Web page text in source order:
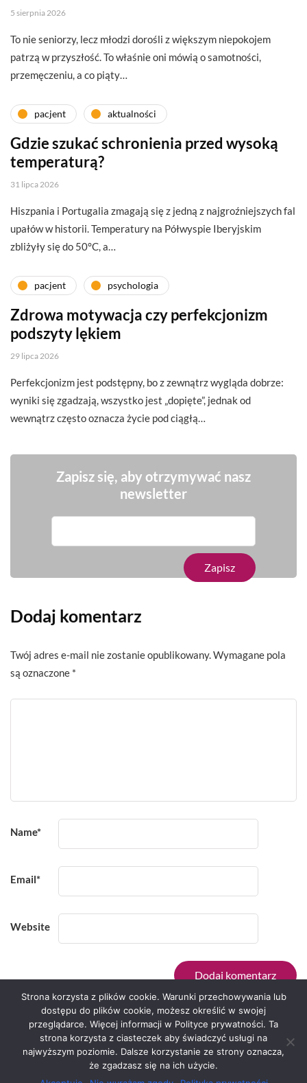
5 sierpnia 2026
To nie seniorzy, lecz młodzi dorośli z większym niepokojem
patrzą w przyszłość. To właśnie oni mówią o samotności,
przemęczeniu, a co piąty…
pacjent aktualności
Gdzie szukać schronienia przed wysoką
temperaturą?
31 lipca 2026
Hiszpania i Portugalia zmagają się z jedną z najgroźniejszych fal
upałów w historii. Temperatury na Półwyspie Iberyjskim
zbliżyły się do 50°C, a…
pacjent psychologia
Zdrowa motywacja czy perfekcjonizm
podszyty lękiem
29 lipca 2026
Perfekcjonizm jest podstępny, bo z zewnątrz wygląda dobrze:
wyniki się zgadzają, wszystko jest „dopięte”, jednak od
wewnątrz często oznacza życie pod ciągłą…
Zapisz się, aby otrzymywać nasz
newsletter
Dodaj komentarz
Twój adres e-mail nie zostanie opublikowany. Wymagane pola
są oznaczone *
Name*
Email*
Website
Serwis zaprojektował Grzegorz Sztank .
Strona korzysta z plików cookie. Warunki przechowywania lub
dostępu do plików cookie, możesz określić w swojej
przeglądarce. Więcej informacji w Polityce prywatności. Ta
strona korzysta z ciasteczek aby świadczyć usługi na
najwyższym poziomie. Dalsze korzystanie ze strony oznacza,
że zgadzasz się na ich użycie.